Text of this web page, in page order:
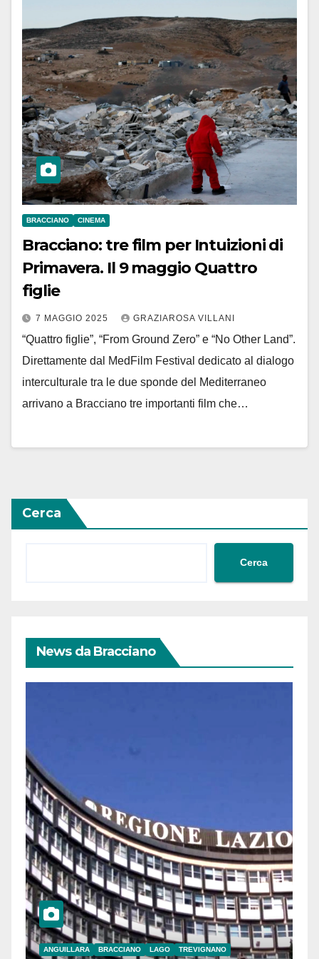
BRACCIANO CINEMA
Bracciano: tre film per Intuizioni di
Primavera. Il 9 maggio Quattro
figlie
7 MAGGIO 2025 GRAZIAROSA VILLANI
“Quattro figlie”, “From Ground Zero” e “No Other Land”.
Direttamente dal MedFilm Festival dedicato al dialogo
interculturale tra le due sponde del Mediterraneo
arrivano a Bracciano tre importanti film che…
Cerca
Cerca
News da Bracciano
ANGUILLARA BRACCIANO LAGO TREVIGNANO